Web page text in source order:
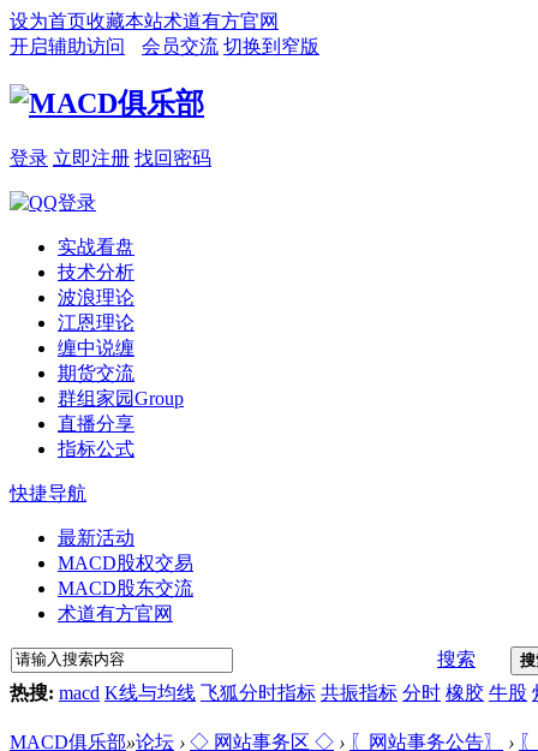
设为首页收藏本站术道有方官网
开启辅助访问
会员交流 切换到窄版
登录 立即注册 找回密码
实战看盘
技术分析
波浪理论
江恩理论
缠中说缠
期货交流
群组家园Group
直播分享
指标公式
快捷导航
最新活动
MACD股权交易
MACD股东交流
术道有方官网
搜索
热搜: macd K线与均线 飞狐分时指标 共振指标 分时 橡胶 牛股
MACD俱乐部»论坛 › ◇ 网站事务区 ◇ › 〖网站事务公告〗 ›